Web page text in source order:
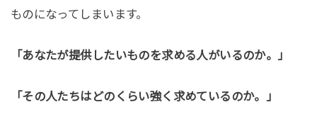
ものになってしまいます。
「あなたが提供したいものを求める人がいるのか。」
「その人たちはどのくらい強く求めているのか。」